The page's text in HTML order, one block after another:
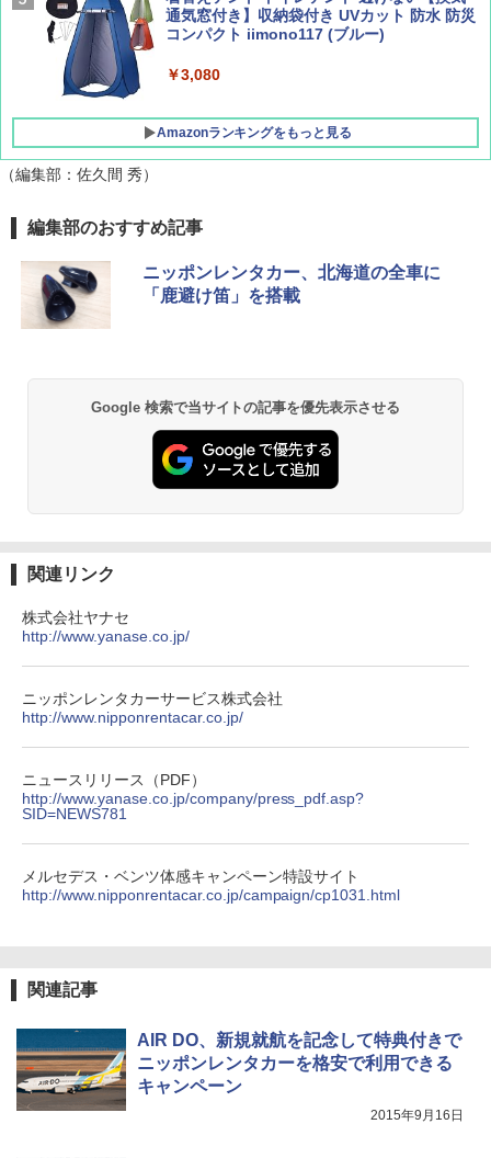
広げるだけ パッとサッとテント キューブワ
イド ブラックコーティング フルクローズ メ
ATCW-150B エクルベージュ
通気窓付き】収納袋付き UVカット 防水 防災
コンパクト iimono117 (ブルー)
￥3,080
Amazonランキングをもっと見る
（編集部：佐久間 秀）
編集部のおすすめ記事
ニッポンレンタカー、北海道の全車に
「鹿避け笛」を搭載
Google 検索で当サイトの記事を優先表示させる
関連リンク
株式会社ヤナセ
http://www.yanase.co.jp/
ニッポンレンタカーサービス株式会社
http://www.nipponrentacar.co.jp/
ニュースリリース（PDF）
http://www.yanase.co.jp/company/press_pdf.asp?
SID=NEWS781
メルセデス・ベンツ体感キャンペーン特設サイト
http://www.nipponrentacar.co.jp/campaign/cp1031.html
関連記事
AIR DO、新規就航を記念して特典付きで
ニッポンレンタカーを格安で利用できる
キャンペーン
2015年9月16日